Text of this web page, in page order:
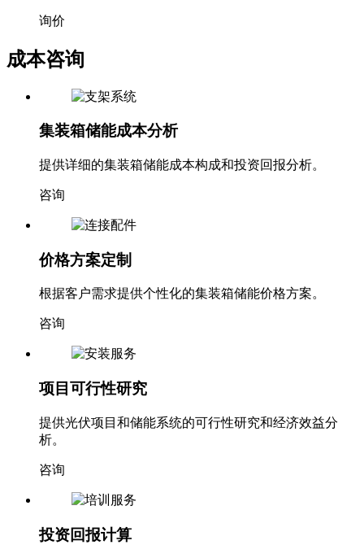
询价
成本咨询
集装箱储能成本分析
提供详细的集装箱储能成本构成和投资回报分析。
咨询
价格方案定制
根据客户需求提供个性化的集装箱储能价格方案。
咨询
项目可行性研究
提供光伏项目和储能系统的可行性研究和经济效益分
析。
咨询
投资回报计算